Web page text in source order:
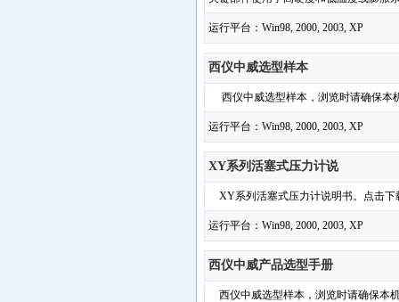
运行平台：Win98, 2000, 2003, XP
西仪中威选型样本
西仪中威选型样本，浏览时请确保本
运行平台：Win98, 2000, 2003, XP
XY系列活塞式压力计说
XY系列活塞式压力计说明书。点击下
运行平台：Win98, 2000, 2003, XP
西仪中威产品选型手册
西仪中威选型样本，浏览时请确保本